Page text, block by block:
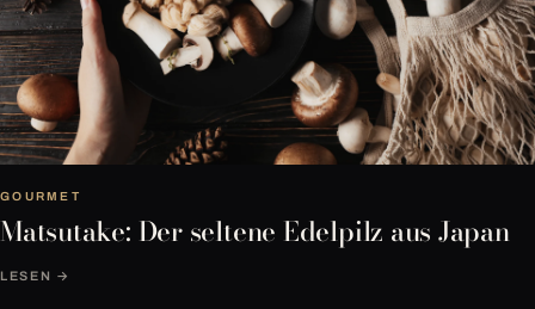
GOURMET
Matsutake: Der seltene Edelpilz aus Japan
LESEN →